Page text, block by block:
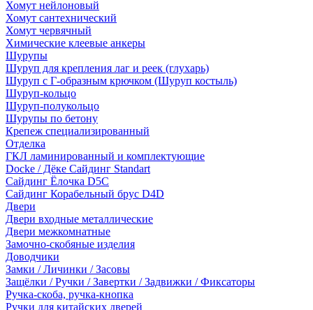
Хомут нейлоновый
Хомут сантехнический
Хомут червячный
Химические клеевые анкеры
Шурупы
Шуруп для крепления лаг и реек (глухарь)
Шуруп с Г-образным крючком (Шуруп костыль)
Шуруп-кольцо
Шуруп-полукольцо
Шурупы по бетону
Крепеж специализированный
Отделка
ГКЛ ламинированный и комплектующие
Docke / Дёке Сайдинг Standart
Сайдинг Ёлочка D5C
Сайдинг Корабельный брус D4D
Двери
Двери входные металлические
Двери межкомнатные
Замочно-скобяные изделия
Доводчики
Замки / Личинки / Засовы
Защёлки / Ручки / Завертки / Задвижки / Фиксаторы
Ручка-скоба, ручка-кнопка
Ручки для китайских дверей